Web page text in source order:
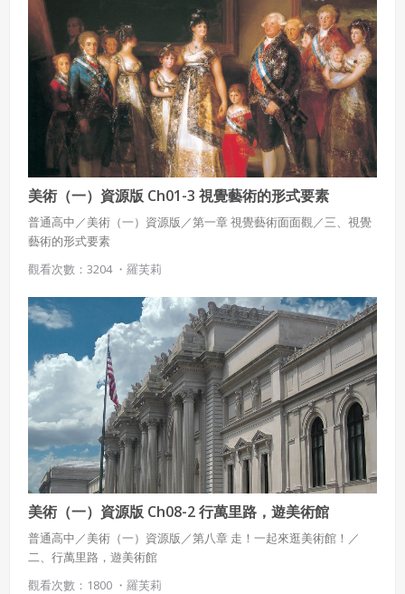
美術（一）資源版 Ch01-3 視覺藝術的形式要素
普通高中／美術（一）資源版／第一章 視覺藝術面面觀／三、視覺
藝術的形式要素
觀看次數：3204 ・ 羅芙莉
美術（一）資源版 Ch08-2 行萬里路，遊美術館
普通高中／美術（一）資源版／第八章 走！一起來逛美術館！／
二、行萬里路，遊美術館
觀看次數：1800 ・ 羅芙莉